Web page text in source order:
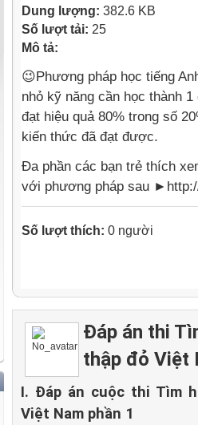
Dung lượng: 382.6 KB
Số lượt tải: 25
Mô tả:
😉Phương pháp học tiếng
nhỏ kỹ năng cần học thành
đạt hiệu quả 80% trong số
kiến thức đã đạt được.
Đa phần các bạn trẻ thích
với phương pháp sau
Số lượt thích: 0 người
Đáp án thi
thập đỏ Việt
I. Đáp án cuộc thi Tìm
Việt Nam phần 1